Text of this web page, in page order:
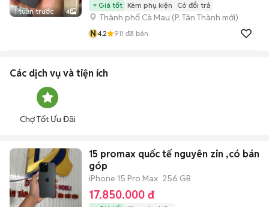
1 tuần trước 4
Giá tốt Kèm phụ kiện Có đổi trả
Thành phố Cà Mau (P. Tân Thành mới)
N4.2 911 đã bán
Các dịch vụ và tiện ích
Chợ Tốt Ưu Đãi
15 promax quốc tế nguyên zin ,có bán
góp
iPhone 15 Pro Max 256 GB
17.850.000 đ